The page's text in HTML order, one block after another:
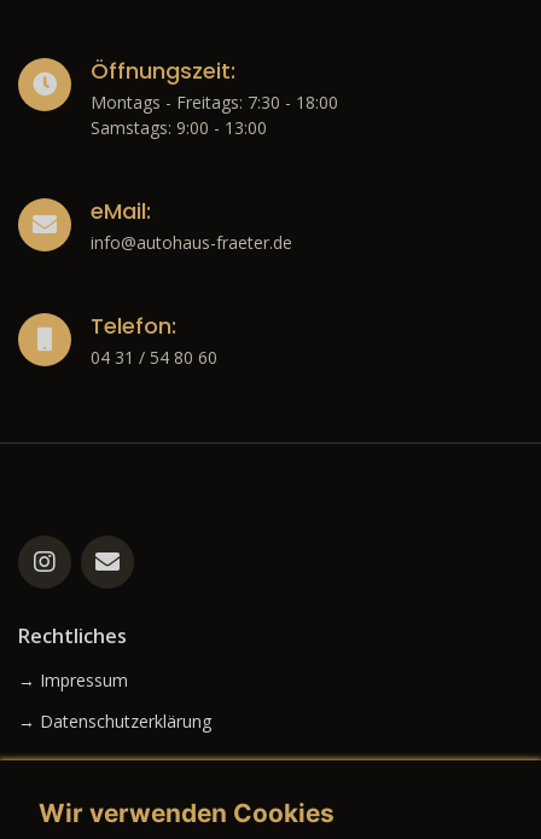
Öffnungszeit:
Montags - Freitags: 7:30 - 18:00
Samstags: 9:00 - 13:00
eMail:
info@autohaus-fraeter.de
Telefon:
04 31 / 54 80 60
Rechtliches
→ Impressum
→ Datenschutzerklärung
Wir verwenden Cookies